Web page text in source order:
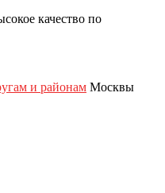
качество по
и районам Москвы